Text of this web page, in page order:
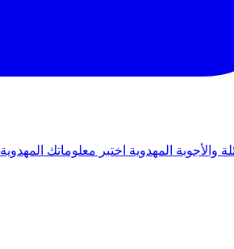
والأجوبة المهدوية اختبر معلوماتك المهدوية